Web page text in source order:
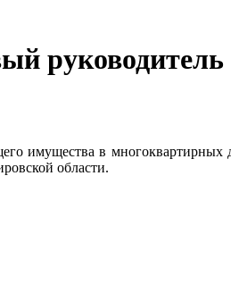
руководитель
имущества в многоквартирных
области.